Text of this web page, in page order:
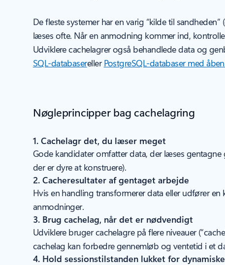
De fleste systemer har en varig “kilde til sandheden”
læses ofte. Når en anmodning kommer ind,
Udviklere cachelagrer også behandlede data og
SQL-databaserellerPostgreSQL-databaser med
Nøgleprincipper bag cachelagring
1. Cachelagr det, du læser meget
Gode kandidater omfatter data, der læses
der er dyre at konstruere).
2. Cacheresultater af gentaget arbejde
Hvis en handling transformerer data eller udfører
anmodninger.
3. Brug cachelag, når det er nødvendigt
Udviklere bruger cachelagre på flere niveauer
cachelag kan forbedre gennemløb og ventetid i et
4. Hold sessionstilstanden lukket for